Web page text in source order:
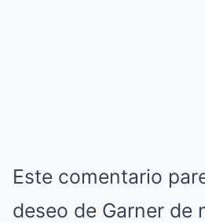
Este comentario
deseo de Garner de